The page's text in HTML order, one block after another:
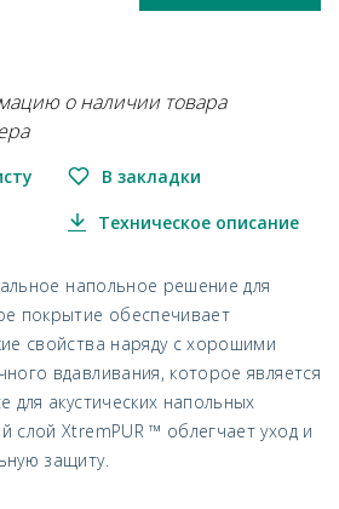
о наличии товара
В закладки
Техническое описание
напольное решение для
покрытие обеспечивает
свойства наряду с хорошими
вдавливания, которое является
для акустических напольных
XtremPUR ™ облегчает уход и
защиту.